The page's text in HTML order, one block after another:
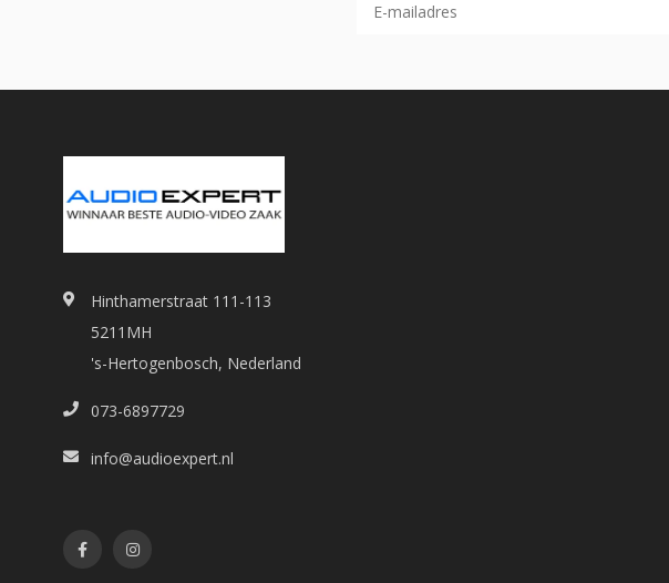
Hinthamerstraat 111-113
5211MH
's-Hertogenbosch, Nederland
073-6897729
info@audioexpert.nl